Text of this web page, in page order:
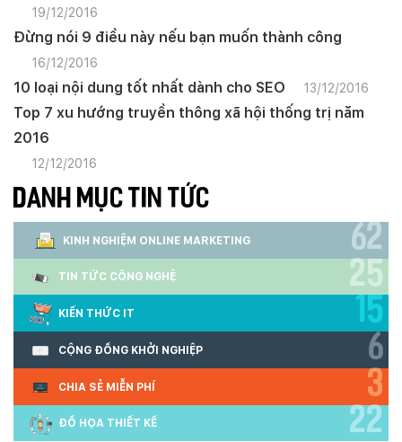
19/12/2016
Đừng nói 9 điều này nếu bạn muốn thành công
16/12/2016
10 loại nội dung tốt nhất dành cho SEO 13/12/2016
Top 7 xu hướng truyền thông xã hội thống trị năm
2016
12/12/2016
DANH MỤC TIN TỨC
KINH NGHIỆM ONLINE MARKETING 62
TIN TỨC CÔNG NGHỆ 25
KIẾN THỨC IT 15
CỘNG ĐỒNG KHỞI NGHIỆP 6
CHIA SẺ MIỄN PHÍ 3
ĐỒ HỌA THIẾT KẾ 22